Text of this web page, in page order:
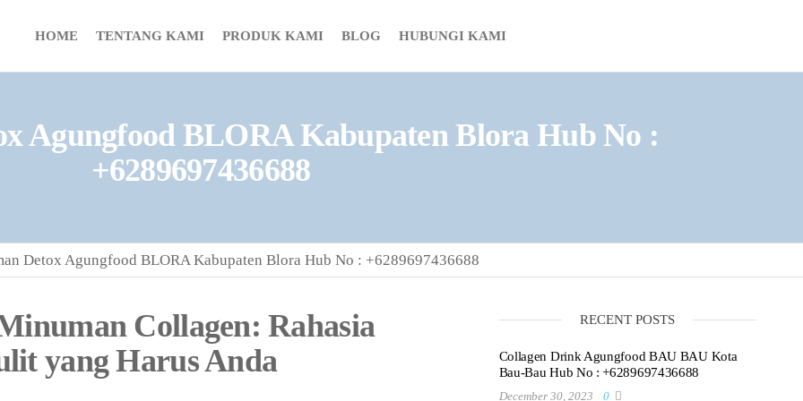
HOME TENTANG KAMI PRODUK KAMI BLOG HUBUNGI KAMI
Agungfood BLORA Kabupaten Blora Hub No :
+6289697436688
Detox Agungfood BLORA Kabupaten Blora Hub No : +6289697436688
Collagen: Rahasia
yang Harus Anda
RECENT POSTS
Collagen Drink Agungfood BAU BAU Kota
Bau-Bau Hub No : +6289697436688
December 30, 2023 0